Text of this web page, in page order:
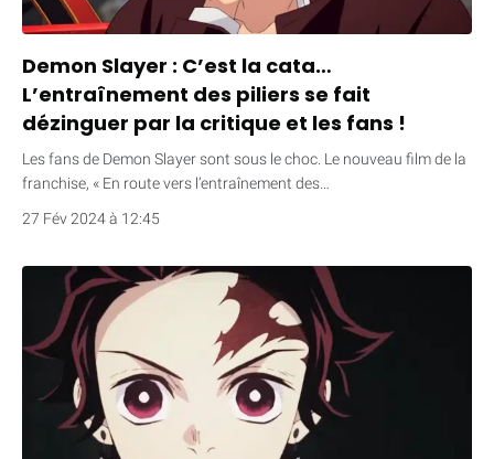
Demon Slayer : C’est la cata…
L’entraînement des piliers se fait
dézinguer par la critique et les fans !
Les fans de Demon Slayer sont sous le choc. Le nouveau film de la
franchise, « En route vers l’entraînement des…
27 Fév 2024 à 12:45